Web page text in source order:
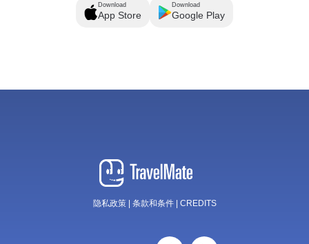
Download
App Store
Download
Google Play
隐私政策| 条款和条件 CREDITS